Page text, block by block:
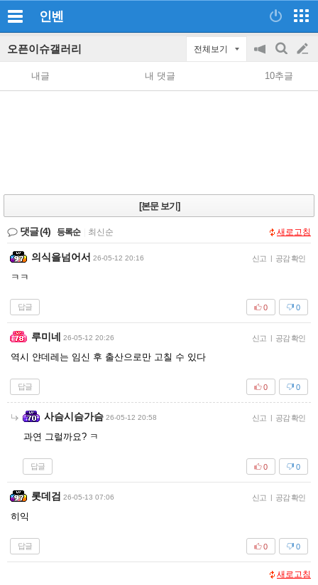
인벤
오픈이슈갤러리 전체보기
공
지
on/off
검
색
글
쓰
내글 내 댓글 10추글
[본문 보기]
댓글(4) 등록순 최신순 새로고침
의식을넘어서 26-05-12 20:16 신고 | 공감 확인
ㅋㅋ
답글 0
0
루미네 26-05-12 20:26 신고 | 공감 확인
역시 얀데레는 임신 후 출산으로만 고칠 수 있다
답글 0
0
사슴시슴가슴 26-05-12 20:58 신고 | 공감 확인
과연 그럴까요? ㅋ
답글 0
0
롯데검 26-05-13 07:06 신고 | 공감 확인
히익
답글 0
0
새로고침